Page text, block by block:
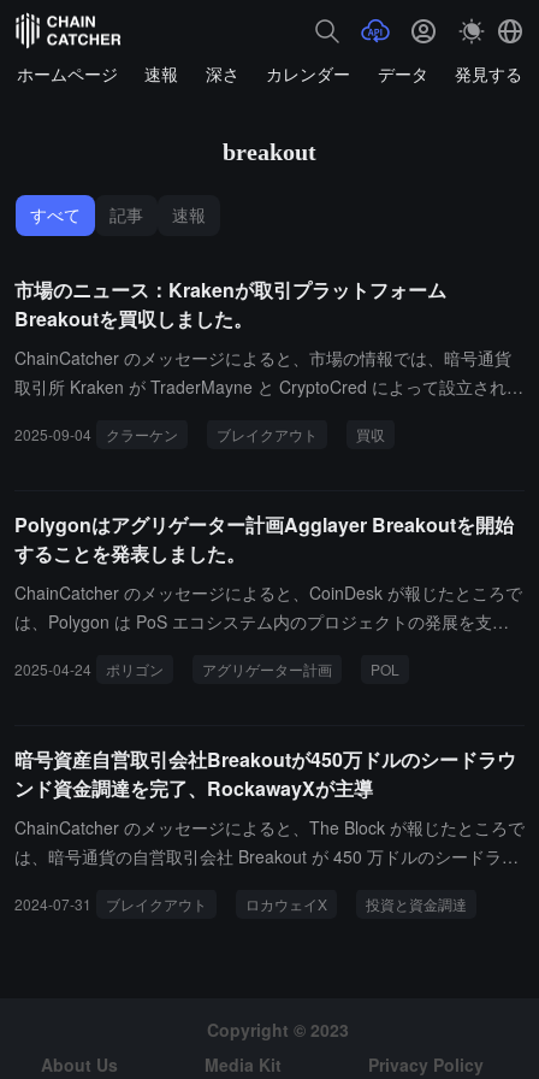
ホームページ 速報 深さ カレンダー データ 発見する
breakout
すべて 記事 速報
市場のニュース：Krakenが取引プラットフォーム
Breakoutを買収しました。
ChainCatcher のメッセージによると、市場の情報では、暗号通貨
取引所 Kraken が TraderMayne と CryptoCred によって設立された
2025-09-04 クラーケン ブレイクアウト 買収
Polygonはアグリゲーター計画Agglayer Breakoutを開始
することを発表しました。
ChainCatcher のメッセージによると、CoinDesk が報じたところで
は、Polygon は PoS エコシステム内のプロジェクトの発展を支援
したアグリゲーター計画 Agglayer Breakout を開始することを発表
対して、そのネイティブトークンの総供給量の 5% から 15% をエ
アドロップし、Agglayer ネットワークに接続します。Agglayer は
ゼロ知識証明に基づくアグリゲーションレイヤーであり、ユーザー
に統一されたオンチェーン体験を提供することを目的としていま
スナップショットは来週開始されます。
2025-04-24 ポリゴン アグリゲーター計画 POL
暗号資産自営取引会社Breakoutが450万ドルのシードラウ
ンド資金調達を完了、RockawayXが主導
ChainCatcher のメッセージによると、The Block が報じたところで
は、暗号通貨の自営取引会社 Breakout が 450 万ドルのシードラウ
Mechanism Capital、Round13 Capital、C² Ventures、IOBC Capita
ワンステップまたはツーステップの評価プランを選択でき、アカウ
ントの規模は 5,000 ドルから 100,000 ドルまでさまざまです。新
2024-07-31 ブレイクアウト ロカウェイX 投資と資金調達
Copyright © 2023
About Us
Media Kit Privacy Policy